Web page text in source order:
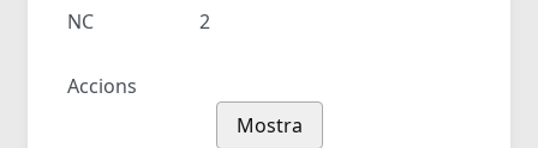
NC 2
Accions
Mostra